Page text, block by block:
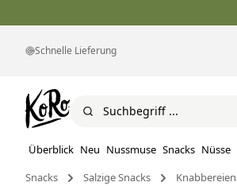
Schnelle Lieferung
Überblick Neu Nussmuse Snacks Nüsse
Snacks
Salzige Snacks Knabbereien